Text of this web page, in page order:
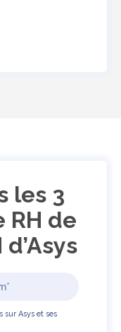
les 3
RH de
Asys et ses